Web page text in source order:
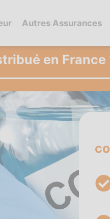
Autres Assurances
en France